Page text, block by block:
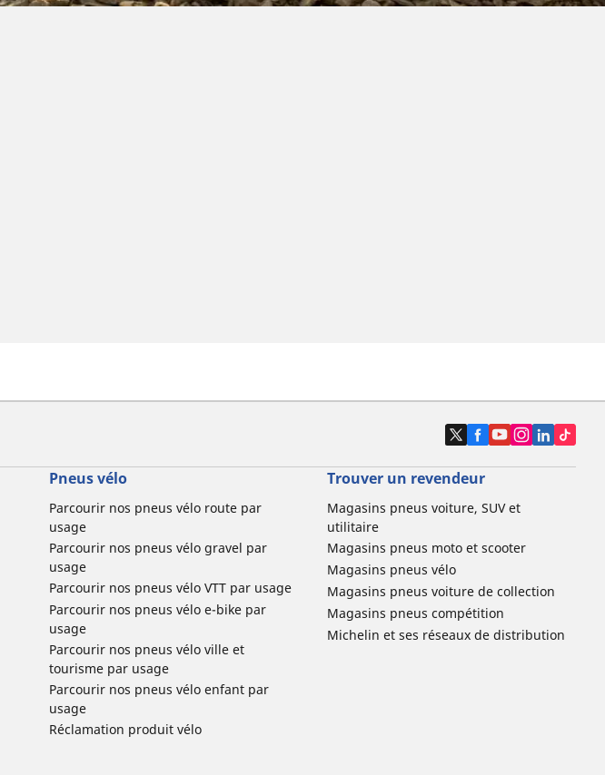
Pneus vélo
Parcourir nos pneus vélo route par
usage
Parcourir nos pneus vélo gravel par
usage
Parcourir nos pneus vélo VTT par usage
Parcourir nos pneus vélo e-bike par
usage
Parcourir nos pneus vélo ville et
tourisme par usage
Parcourir nos pneus vélo enfant par
usage
Réclamation produit vélo
Trouver un revendeur
Magasins pneus voiture, SUV et
utilitaire
Magasins pneus moto et scooter
Magasins pneus vélo
Magasins pneus voiture de collection
Magasins pneus compétition
Michelin et ses réseaux de distribution